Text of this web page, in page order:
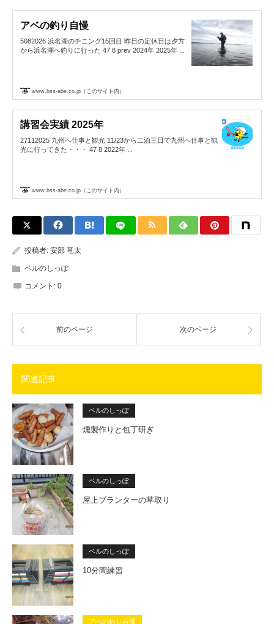
アベの釣り自慢
5082026 浜名湖のチニング15回目 昨日の定休日は夕方
から浜名湖へ釣りに行った 47 8 prev 2024年 2025年 ...
www.bss-abe.co.jp（このサイト内）
講習会実績 2025年
27112025 九州へ仕事と観光 11/23から二泊三日で九州へ仕事と観
光に行ってきた・・・ 47 8 2022年 ...
www.bss-abe.co.jp（このサイト内）
投稿者: 安部 竜太
ベルのしっぽ
コメント: 0
前のページ 次のページ
関連記事
ベルのしっぽ
燻製作りと包丁研ぎ
ベルのしっぽ
屋上プランターの草取り
ベルのしっぽ
10分間練習
アベの釣り自慢